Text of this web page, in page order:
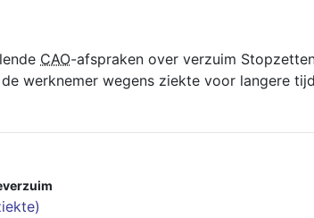
CAO-afspraken over verzuim
werknemer wegens ziekte voor langere